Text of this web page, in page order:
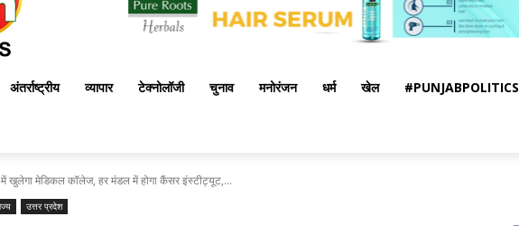
अंतर्राष्ट्रीय व्यापार टेक्नोलॉजी चुनाव मनोरंजन धर्म खेल #PUNJABPOLITICS
खुलेगा मेडिकल कॉलेज, हर मंडल में होगा कैंसर इंस्टीट्यूट,...
उत्तर प्रदेश